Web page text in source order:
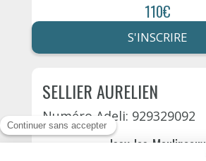
110€
S'INSCRIRE
SELLIER AURELIEN
Numéro Adeli: 929329092
Issy-les-Moulineaux